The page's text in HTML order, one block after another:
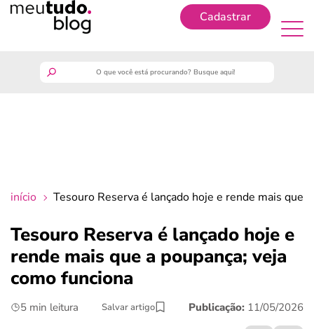
Cadastrar
crédito fácil
início Tesouro Reserva é lançado hoje e rende mais que
Tesouro Reserva é lançado hoje e
rende mais que a poupança; veja
como funciona
5 min leitura Salvar artigo Publicação: 11/05/2026